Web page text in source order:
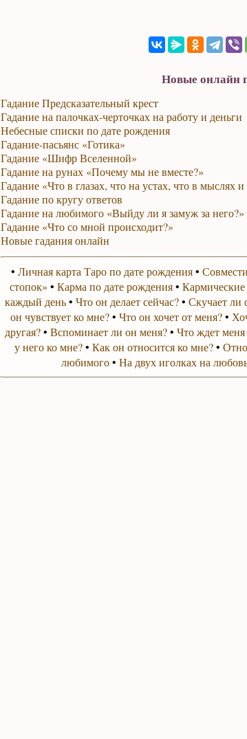
Новые онлайн
Гадание Предсказательный крест
Гадание на палочках-черточках на работу и деньги
Небесные списки по дате рождения
Гадание-пасьянс «Готика»
Гадание «Шифр Вселенной»
Гадание на рунах «Почему мы не вместе?»
Гадание «Что в глазах, что на устах, что в мыслях
Гадание по кругу ответов
Гадание на любимого «Выйду ли я замуж за него?»
Гадание «Что со мной происходит?»
Новые гадания онлайн
• Личная карта Таро по дате рождения•
стопок» • Карма по дате рождения•
каждый день• Что он делает сейчас?• Скучает ли
он чувствует ко мне?• Что он хочет от меня?•
другая?• Вспоминает ли он меня?• Что ждет
у него ко мне?• Как он относится ко мне?•
любимого• На двух иголках на